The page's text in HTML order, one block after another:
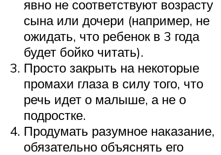
явно не соответствуют возрасту
сына или дочери (например, не
ожидать, что ребенок в 3 года
будет бойко читать).
Просто закрыть на некоторые
промахи глаза в силу того, что
речь идет о малыше, а не о
подростке.
Продумать разумное наказание,
обязательно объяснять его